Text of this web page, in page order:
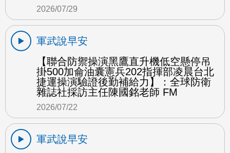
2026/07/29
軍武說早安
【聯合防禦操演黑鷹直升機低空懸停吊
掛500加侖油囊憲兵202指揮部凌晨台北
捷運操演驗證後勤補給力】：全球防衛
雜誌社採訪主任陳國銘老師 FM
2026/07/22
軍武說早安